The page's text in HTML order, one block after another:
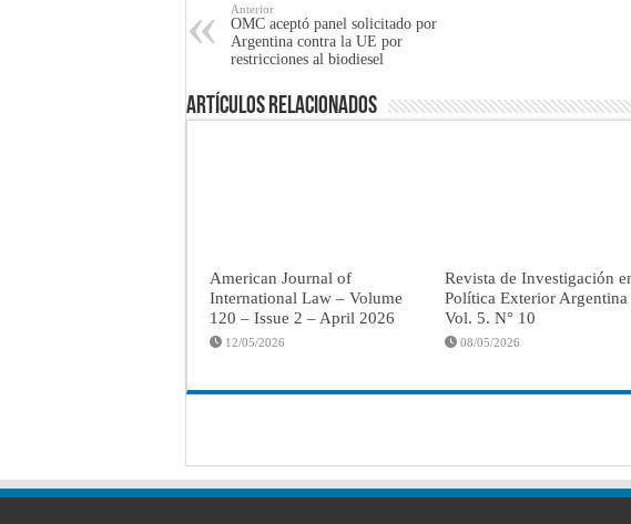
Anterior
OMC aceptó panel solicitado por
Argentina contra la UE por
restricciones al biodiesel
Artículos Relacionados
American Journal of
International Law – Volume
120 – Issue 2 – April 2026
12/05/2026
Revista de Investigación
Política Exterior Argentina
Vol. 5. N° 10
08/05/2026